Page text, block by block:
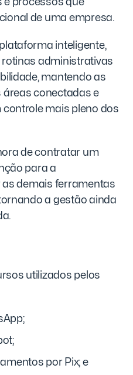
de uma empresa.
inteligente,
administrativas
mantendo as
áreas conectadas e
mais pleno dos
de contratar um
para a
demais ferramentas
a gestão ainda
utilizados pelos
por Pix; e